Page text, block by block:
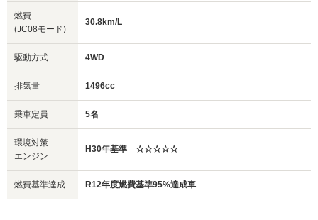
燃費
(JC08モード)
30.8km/L
駆動方式 4WD
排気量 1496cc
乗車定員 5名
環境対策
エンジン
H30年基準 ☆☆☆☆☆
燃費基準達成 R12年度燃費基準95%達成車